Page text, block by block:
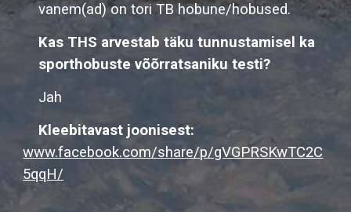
vanem(ad) on tori TB hobune/hobused.
Kas THS arvestab täku tunnustamisel ka
sporthobuste võõrratsaniku testi?
Jah
Kleebitavast joonisest:
www.facebook.com/share/p/gVGPRSKwTC2C
5qqH/